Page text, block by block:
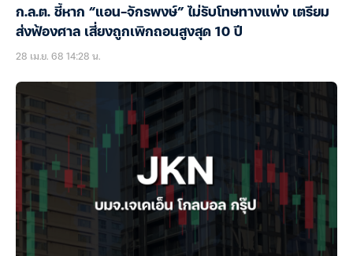
ก.ล.ต. ชี้หาก “แอน-จักรพงษ์” ไม่รับโทษทางแพ่ง เตรียม
ส่งฟ้องศาล เสี่ยงถูกเพิกถอนสูงสุด 10 ปี
28 เม.ย. 68 14:28 น.